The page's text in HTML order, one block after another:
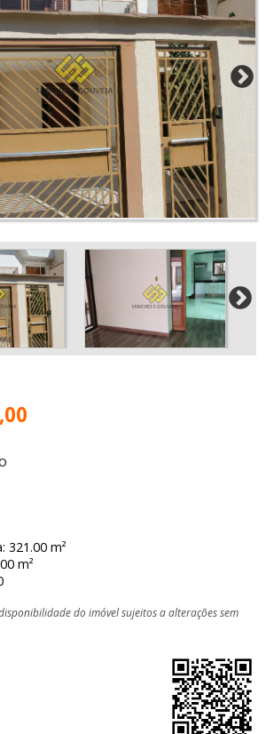
321.00 m²
m²
do imóvel sujeitos a alterações sem